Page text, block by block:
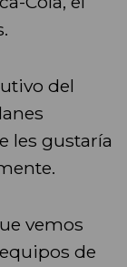
del
les gustaría
vemos
de